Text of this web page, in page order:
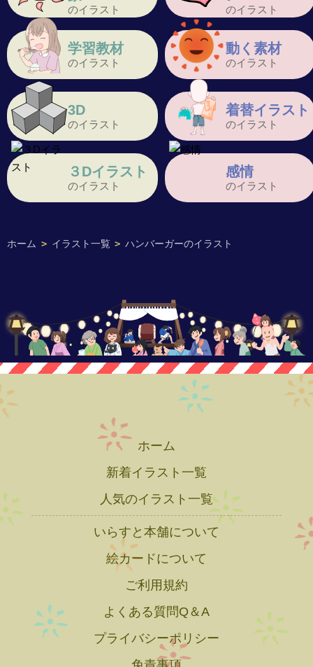
ホーム > イラスト一覧 > ハンバーガーのイラスト
のイラスト のイラスト
学習教材
のイラスト
動く素材
のイラスト
3D
のイラスト
着替イラスト
のイラスト
３Dイラスト
のイラスト
感情
のイラスト
ホーム
新着イラスト一覧
人気のイラスト一覧
いらすと本舗について
絵カードについて
ご利用規約
よくある質問Q＆A
プライバシーポリシー